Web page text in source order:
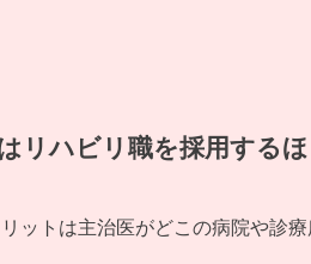
リハビリ職を採用する
ットは主治医がどこの病院や診療